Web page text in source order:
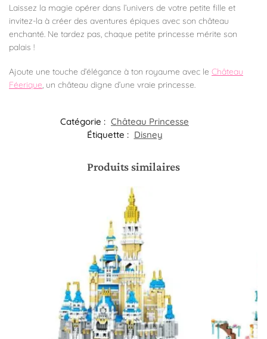
Laissez la magie opérer dans l’univers de votre petite fille et
invitez-la à créer des aventures épiques avec son château
enchanté. Ne tardez pas, chaque petite princesse mérite son
palais !
Ajoute une touche d’élégance à ton royaume avec le Château
Féerique , un château digne d’une vraie princesse.
Catégorie : Château Princesse
Étiquette : Disney
Produits similaires